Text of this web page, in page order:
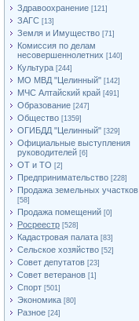
Здравоохранение [121]
ЗАГС [13]
Земля и Имущество [71]
Комиссия по делам
несовершеннолетних [140]
Культура [244]
МО МВД "Целинный" [142]
МЧС Алтайский край [491]
Образование [247]
Общество [1359]
ОГИБДД "Целинный" [329]
Официальные выступления
руководителей [6]
ОТ и ТО [2]
Предпринимательство [228]
Продажа земельных участков
[58]
Продажа помещений [0]
Росреестр [528]
Кадастровая палата [83]
Сельское хозяйство [52]
Совет депутатов [23]
Совет ветеранов [1]
Спорт [501]
Экономика [80]
Разное [24]